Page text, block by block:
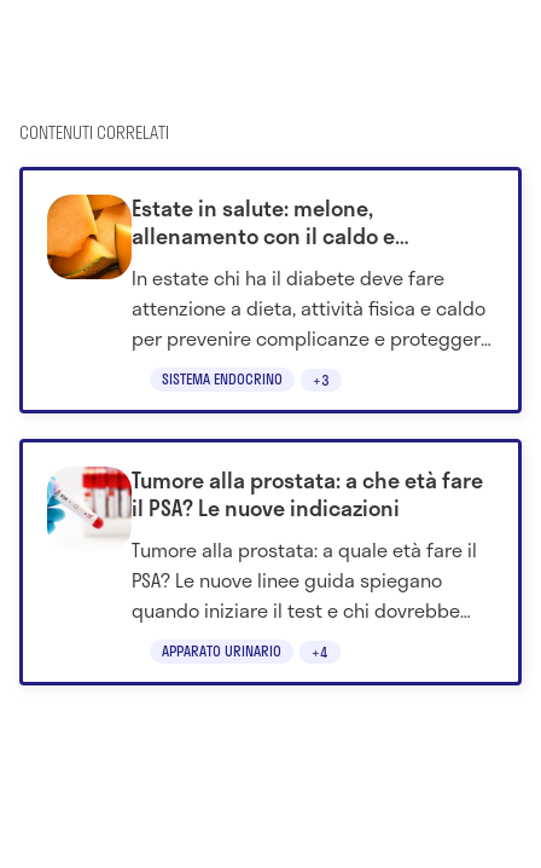
CONTENUTI CORRELATI
SISTEMA ENDOCRINO +3
Estate in salute: melone,
allenamento con il caldo e
neuropatia diabetica
In estate chi ha il diabete deve fare
attenzione a dieta, attività fisica e caldo
per prevenire complicanze e proteggere
il benessere. Scopri come.
APPARATO URINARIO +4
Tumore alla prostata: a che età fare
il PSA? Le nuove indicazioni
Tumore alla prostata: a quale età fare il
PSA? Le nuove linee guida spiegano
quando iniziare il test e chi dovrebbe
anticipare i controlli.